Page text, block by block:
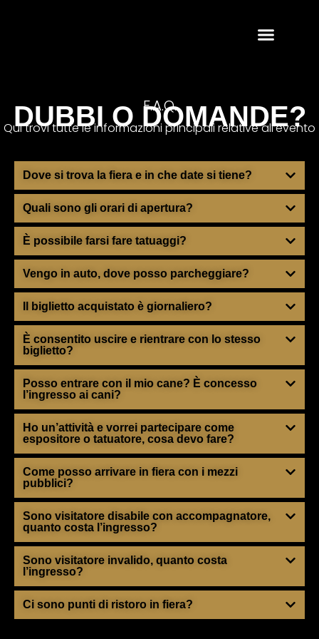
F.A.Q.
DUBBI O DOMANDE?
Qui trovi tutte le informazioni principali relative all’evento
Dove si trova la fiera e in che date si tiene?
Quali sono gli orari di apertura?
È possibile farsi fare tatuaggi?
Vengo in auto, dove posso parcheggiare?
Il biglietto acquistato è giornaliero?
È consentito uscire e rientrare con lo stesso
biglietto?
Posso entrare con il mio cane? È concesso
l’ingresso ai cani?
Ho un’attività e vorrei partecipare come
espositore o tatuatore, cosa devo fare?
Come posso arrivare in fiera con i mezzi
pubblici?
Sono visitatore disabile con accompagnatore,
quanto costa l’ingresso?
Sono visitatore invalido, quanto costa
l’ingresso?
Ci sono punti di ristoro in fiera?